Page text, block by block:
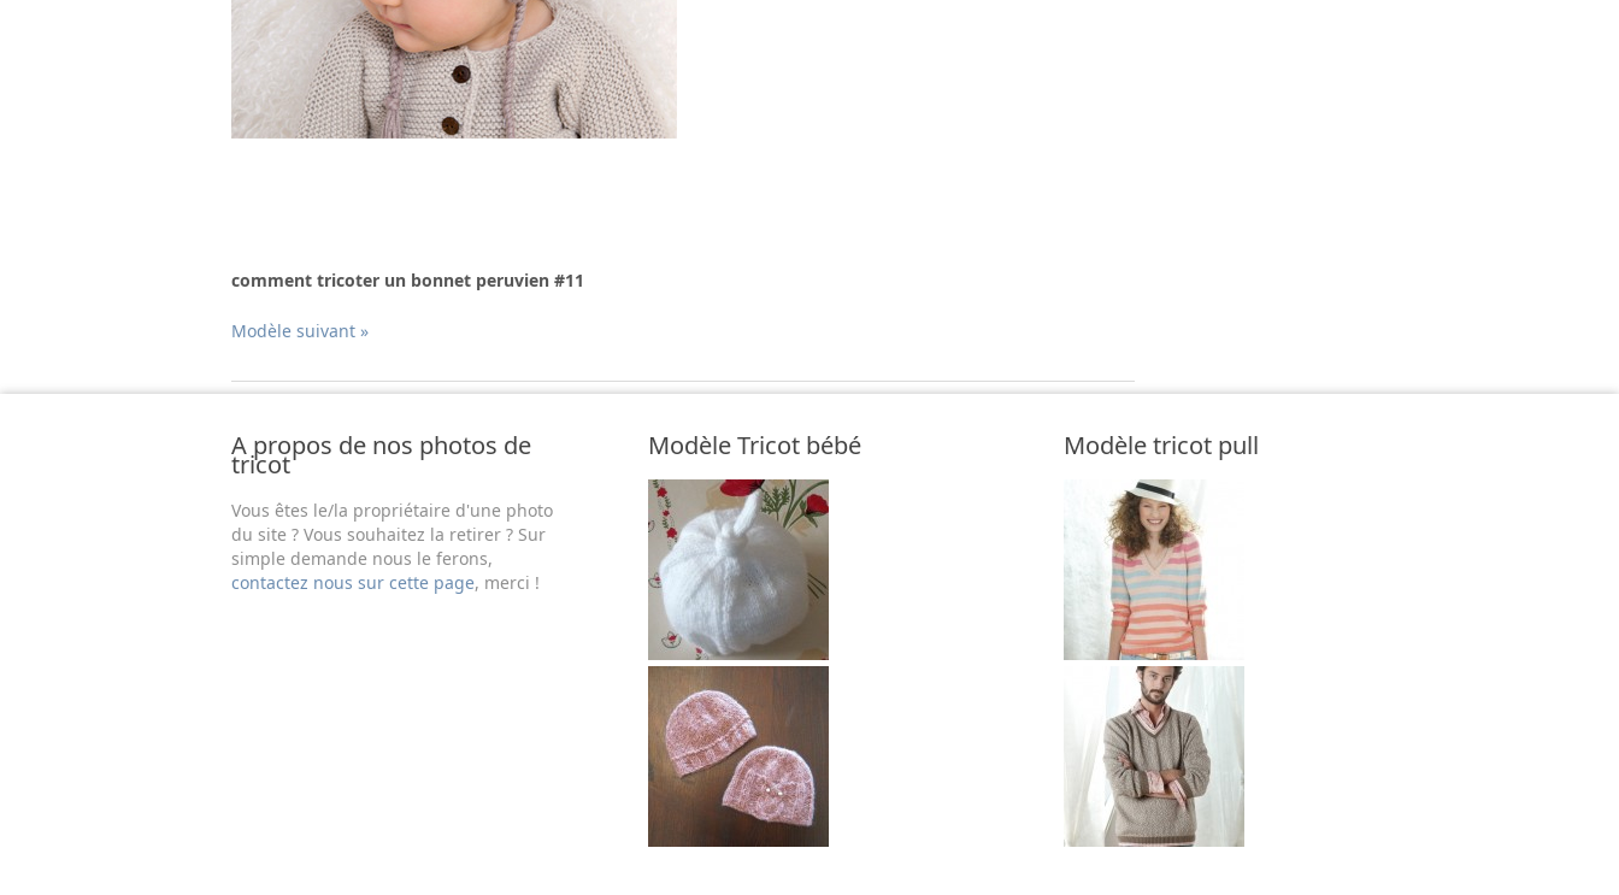
comment tricoter un bonnet peruvien #11
Modèle suivant »
A propos de nos photos de
tricot
Vous êtes le/la propriétaire d'une photo
du site ? Vous souhaitez la retirer ? Sur
simple demande nous le ferons,
contactez nous sur cette page, merci !
Modèle Tricot bébé Modèle tricot pull